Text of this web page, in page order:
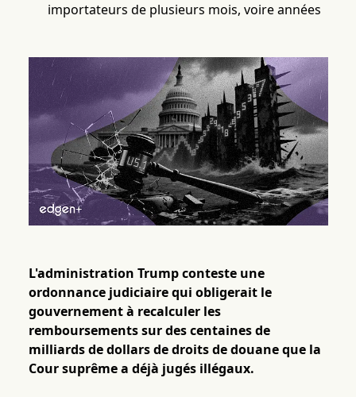
importateurs de plusieurs mois, voire années
L'administration Trump conteste une
ordonnance judiciaire qui obligerait le
gouvernement à recalculer les
remboursements sur des centaines de
milliards de dollars de droits de douane que la
Cour suprême a déjà jugés illégaux.